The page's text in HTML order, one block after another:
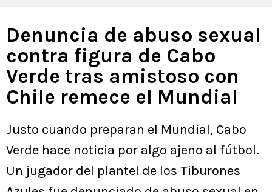
Denuncia de abuso sexual
contra figura de Cabo
Verde tras amistoso con
Chile remece el Mundial
Justo cuando preparan el Mundial, Cabo
Verde hace noticia por algo ajeno al fútbol.
Un jugador del plantel de los Tiburones